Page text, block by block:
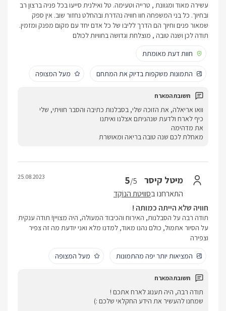
עשירה מאוד ומגוונת , טרייה וטעימה. טל ואילנית סייעו בכל פניה ברצון רב
ובחיוך. כל בני המשפחה חוו חוויה נהדרת ובהחלט נחזור שוב. אין ספק
שמאור פנים וחיוך הם הדרך לליבו של כל אדם יחד עם מקום מפנק ומזמין.
תודה לכן ושנה טובה , מוצלחת וגדושה בחוויות לכולם
חוות דעת מאומתת
התמונות משקפות בדיוק את המתחם מעל המצופה
וואו אריאלה, את הזוכה שלי, בסבלנות כתיבה והסבר חוויתי, שלי
כיף לארח ולדעת שנהניתם אצלנו ואיתנו
את מדהימה
מאחלת לכם שנה טובה בריאה ומאושרת
מיטל קיסר 5/5
התארחנו בסוויטת הנוֹקֵד
25.08.2023
חוויה שלא הייתה כמותה !
תודה רבה על הסבלנות, האירוח והכיבוד המעולה, היה מצויין! תודה ענקית
על הסיור אתמול, כולם נהנו מאוד, למדנו מלא ואני יודעת מה זה צפיר
וצפירה
המציאות יותר יפה מהתמונות
מעל המצופה
תודה רבה, היה תענוג לארח אתכם !
שמחנו להעשיר את הידע החקלאי שלכם :)